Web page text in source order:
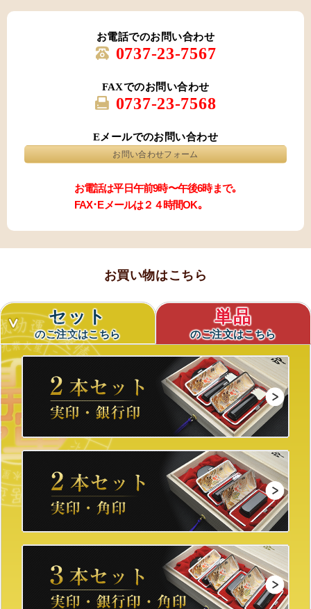
お電話でのお問い合わせ
0737-23-7567
FAXでのお問い合わせ
0737-23-7568
Eメールでのお問い合わせ
お問い合わせフォーム
お電話は平日午前9時〜午後6時まで｡
FAX･Eメールは２４時間OK｡
お買い物はこちら
セット
のご注文はこちら
単品
のご注文はこちら